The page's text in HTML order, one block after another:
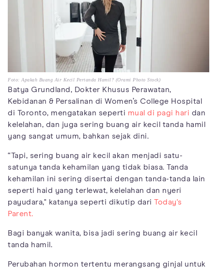
Foto: Apakah Buang Air Kecil Pertanda Hamil? (Orami Photo Stock)
Batya Grundland, Dokter Khusus Perawatan,
Kebidanan & Persalinan di Women’s College Hospital
di Toronto, mengatakan seperti mual di pagi hari dan
kelelahan, dan juga sering buang air kecil tanda hamil
yang sangat umum, bahkan sejak dini.
“Tapi, sering buang air kecil akan menjadi satu-
satunya tanda kehamilan yang tidak biasa. Tanda
kehamilan ini sering disertai dengan tanda-tanda lain
seperti haid yang terlewat, kelelahan dan nyeri
payudara," katanya seperti dikutip dari Today's
Parent.
Bagi banyak wanita, bisa jadi sering buang air kecil
tanda hamil.
Perubahan hormon tertentu merangsang ginjal untuk